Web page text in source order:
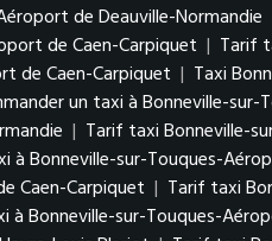
de Deauville-Normandie
de Caen-Carpiquet | Tarif
de Caen-Carpiquet | Taxi
un taxi à Bonneville-sur-
| Tarif taxi Bonneville-
à Bonneville-sur-Touques-
Caen-Carpiquet | Tarif taxi
à Bonneville-sur-Touques-